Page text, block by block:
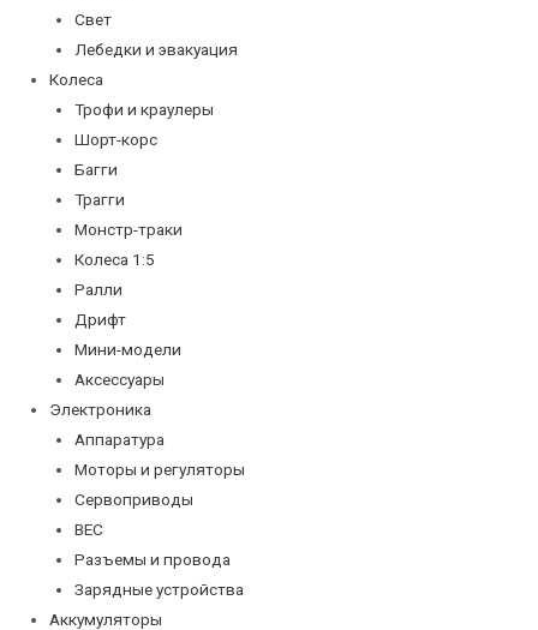
Свет
Лебедки и эвакуация
Колеса
Трофи и краулеры
Шорт-корс
Багги
Трагги
Монстр-траки
Колеса 1:5
Ралли
Дрифт
Мини-модели
Аксессуары
Электроника
Аппаратура
Моторы и регуляторы
Сервоприводы
BEC
Разъемы и провода
Зарядные устройства
Аккумуляторы